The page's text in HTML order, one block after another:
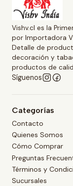
Vishv.cl es la
por Importadora
Detalle de
decoración y
productos de
Síguenos
Categorías
Contacto
Quienes Somos
Cómo Comprar
Preguntas
Términos y
Sucursales